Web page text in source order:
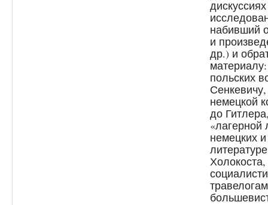
набивший
и
др.) и
польских
немецкой
до
«лагерной
немецких